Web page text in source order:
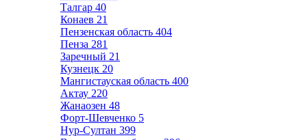
Талгар 40
Конаев 21
Пензенская область 404
Пенза 281
Заречный 21
Кузнецк 20
Мангистауская область 400
Актау 220
Жанаозен 48
Форт-Шевченко 5
Нур-Султан 399